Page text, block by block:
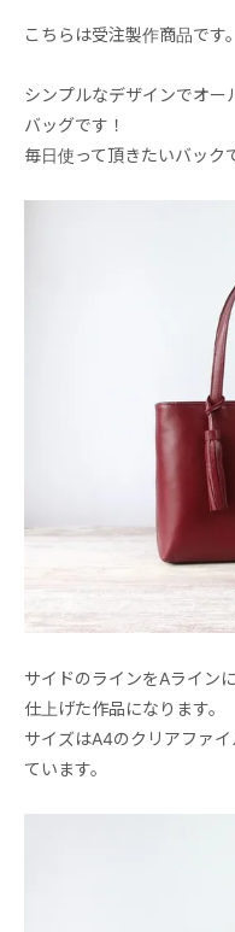
こちらは受注製作商品です。
シンプルなデザインでオー
バッグです！
毎日使って頂きたいバック
サイドのラインをAライン
仕上げた作品になります。
サイズはA4のクリアファ
ています。